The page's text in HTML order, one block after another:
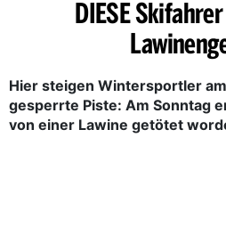
DIESE
Hier steigen Wintersportler
gesperrte Piste: Am Sonntag
von einer Lawine getötet